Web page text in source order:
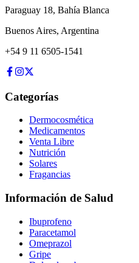
Paraguay 18, Bahía Blanca
Buenos Aires, Argentina
+54 9 11 6505-1541
Categorías
Dermocosmética
Medicamentos
Venta Libre
Nutrición
Solares
Fragancias
Información de Salud
Ibuprofeno
Paracetamol
Omeprazol
Gripe